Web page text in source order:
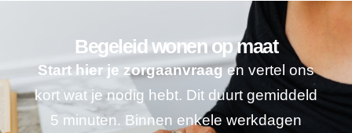
Begeleid wonen op maat
Start hier je zorgaanvraagen vertel ons
kort wat je nodig hebt. Dit duurt gemiddeld
5 minuten. Binnen enkele werkdagen